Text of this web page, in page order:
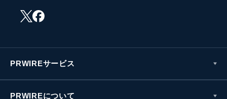
PRWIREサービス
PRWIREについて